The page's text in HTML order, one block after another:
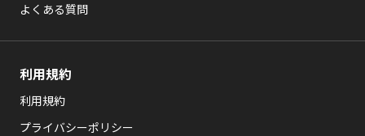
よくある質問
利用規約
利用規約
プライバシーポリシー